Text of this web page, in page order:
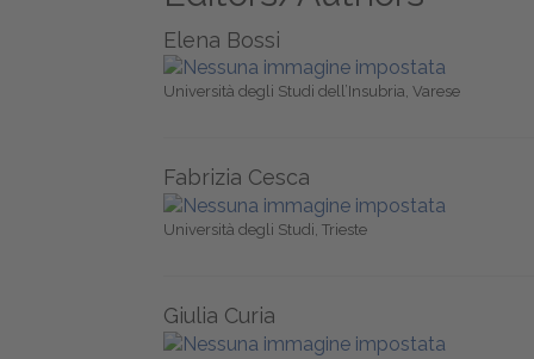
Elena Bossi
Università degli Studi dell’Insubria, Varese
Fabrizia Cesca
Università degli Studi, Trieste
Giulia Curia